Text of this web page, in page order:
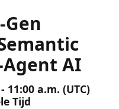
AI
a.m. (UTC)
Tijd